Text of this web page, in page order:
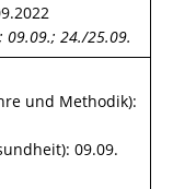
09.09.; 24./25.09.
und Methodik):
09.09.